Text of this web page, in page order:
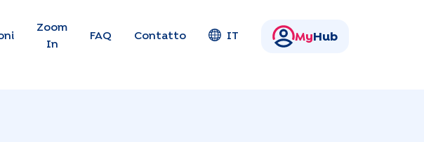
main content
Zoom
In
FAQ Contatto IT My Hub